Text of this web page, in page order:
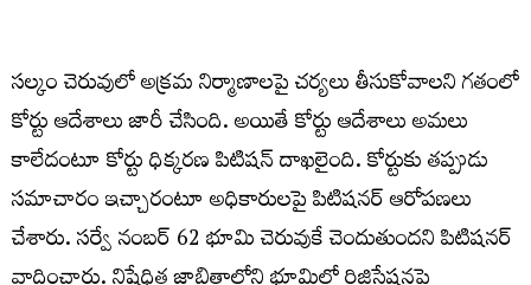
సల్కం చెరువులో అక్రమ నిర్మాణాలపై చర్యలు తీసుకోవాలని గతంలో
కోర్టు ఆదేశాలు జారీ చేసింది. అయితే కోర్టు ఆదేశాలు అమలు
కాలేదంటూ కోర్టు ధిక్కరణ పిటిషన్ దాఖలైంది. కోర్టుకు తప్పుడు
సమాచారం ఇచ్చారంటూ అధికారులపై పిటిషనర్ ఆరోపణలు
చేశారు. సర్వే నంబర్ 62 భూమి చెరువుకే చెందుతుందని పిటిషనర్